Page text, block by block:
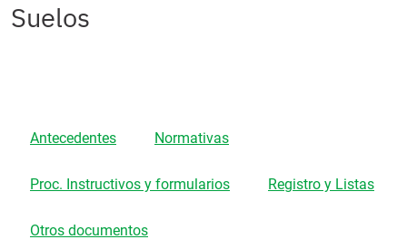
Suelos
Antecedentes Normativas
Proc. Instructivos y formularios Registro y Listas
Otros documentos